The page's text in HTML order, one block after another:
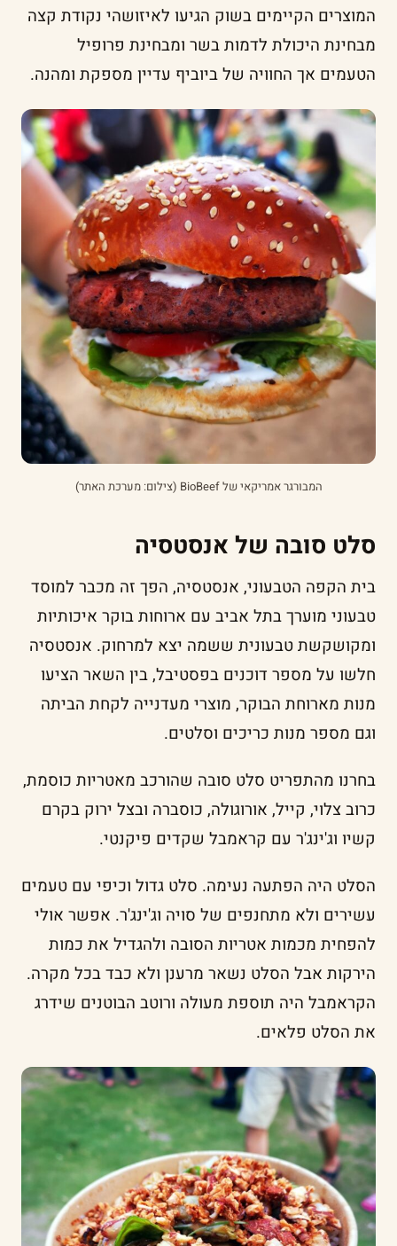
המוצרים הקיימים בשוק הגיעו לאיזושהי נקודת קצה
מבחינת היכולת לדמות בשר ומבחינת פרופיל
הטעמים אך החוויה של ביוביף עדיין מספקת ומהנה.
המבורגר אמריקאי של BioBeef (צילום: מערכת האתר)
סלט סובה של אנסטסיה
בית הקפה הטבעוני, אנסטסיה, הפך זה מכבר למוסד
טבעוני מוערך בתל אביב עם ארוחות בוקר איכותיות
ומקושקשת טבעונית ששמה יצא למרחוק. אנסטסיה
חלשו על מספר דוכנים בפסטיבל, בין השאר הציעו
מנות מארוחת הבוקר, מוצרי מעדנייה לקחת הביתה
וגם מספר מנות כריכים וסלטים.
בחרנו מהתפריט סלט סובה שהורכב מאטריות כוסמת,
כרוב צלוי, קייל, אורוגולה, כוסברה ובצל ירוק בקרם
קשיו וג'ינג'ר עם קראמבל שקדים פיקנטי.
הסלט היה הפתעה נעימה. סלט גדול וכיפי עם טעמים
עשירים ולא מתחנפים של סויה וג'ינג'ר. אפשר אולי
להפחית מכמות אטריות הסובה ולהגדיל את כמות
הירקות אבל הסלט נשאר מרענן ולא כבד בכל מקרה.
הקראמבל היה תוספת מעולה ורוטב הבוטנים שידרג
את הסלט פלאים.